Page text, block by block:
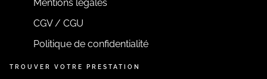
Mentions légales
CGV / CGU
Politique de confidentialité
TROUVER VOTRE PRESTATION